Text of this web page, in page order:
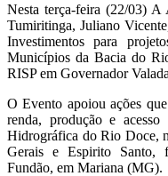
Nesta terça-feira (22/03) A
Tumiritinga, Juliano
Investimentos para
Municípios da Bacia do
RISP em Governador
O Evento apoiou ações
renda, produção e
Hidrográfica do Rio Doce,
Gerais e Espirito Santo,
Fundão, em Mariana (MG).